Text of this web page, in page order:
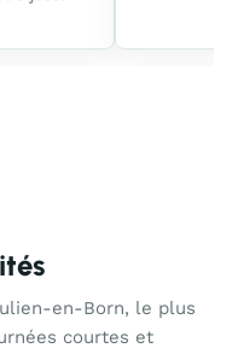
en-Born, le plus
courtes et